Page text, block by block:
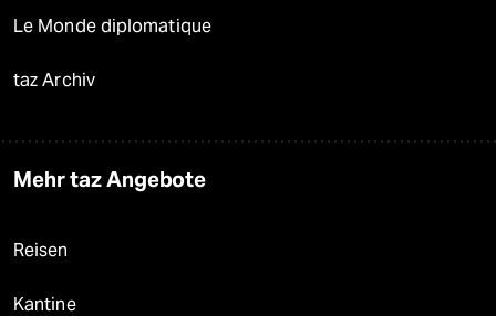
Le Monde diplomatique
taz Archiv
Mehr taz Angebote
Reisen
Kantine